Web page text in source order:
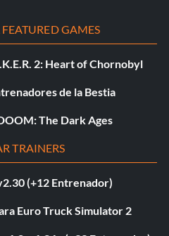
GAMES
2: Heart of Chornobyl
de la Bestia
The Dark Ages
TRAINERS
(+12 Entrenador)
Euro Truck Simulator 2